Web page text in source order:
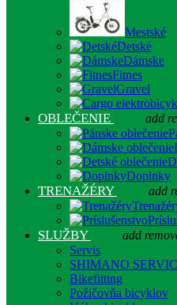
Mestské
Detské
Dámske
Fitnes
Gravel
OBLEČENIE add
Doplnky
TRENAŽÉRY add
SLUŽBY add
Servis
SHIMANO
Bikefitting
Požičovňa bicyklov